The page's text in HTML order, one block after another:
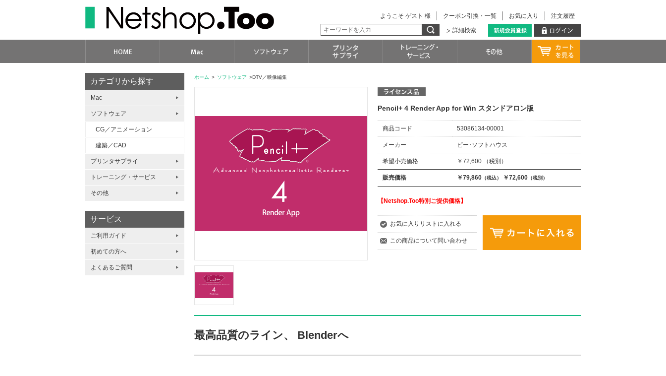
注文履歴
お気に入り
クーポン引換・一覧
ようこそ ゲスト 様
詳細検索
ホーム > ソフトウェア >DTV／映像編集
Pencil+ 4 Render App for Win スタンドアロン版
商品コード 53086134-00001
メーカー ピー･ソフトハウス
希望小売価格 ￥72,600 （税別）
販売価格 ￥79,860 （税込） ￥72,600 （税別）
【Netshop.Too特別ご提供価格】
お気に入りリストに入れる
この商品について問い合わせ
最高品質のライン、 Blenderへ
カテゴリから探す
Mac
ソフトウェア
CG／アニメーション
建築／CAD
プリンタサプライ
トレーニング・サービス
その他
サービス
ご利用ガイド
初めての方へ
よくあるご質問